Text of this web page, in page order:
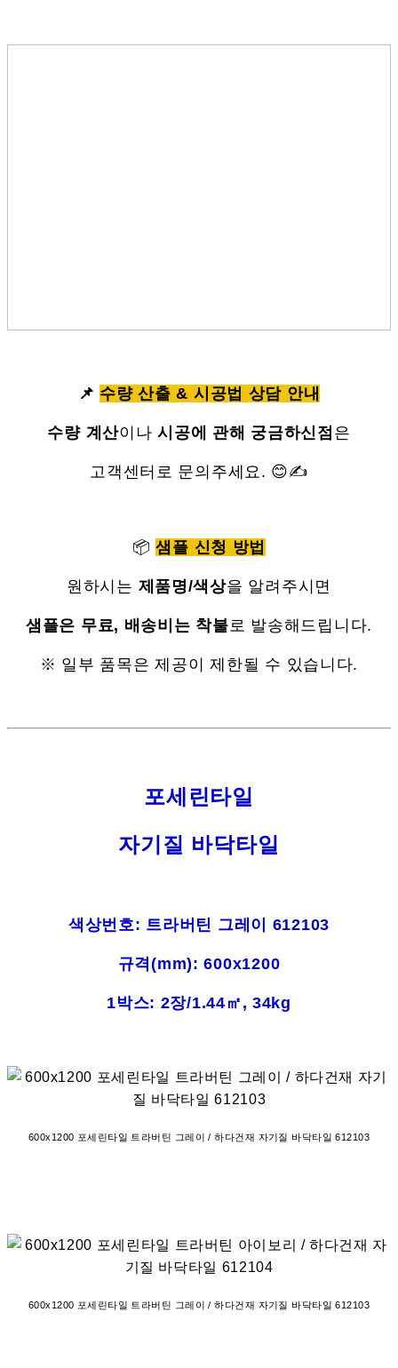
📌 수량 산출 & 시공법 상담 안내
수량 계산이나시공에 관해 궁금하신점 은
고객센터로 문의주세요. 😊✍
📦샘플 신청 방법
원하시는 제품명/색상을 알려주시면
샘플은 무료, 배송비는 착불로 발송해드립니다.
※ 일부 품목은 제공이 제한될 수 있습니다.
포세린타일
자기질 바닥타일
색상번호: 트라버틴 그레이 612103
규격(mm): 600x1200
1박스: 2장/1.44㎡, 34kg
600x1200 포세린타일 트라버틴 그레이 / 하다건재 자기질 바닥타일 612103
600x1200 포세린타일 트라버틴 그레이 / 하다건재 자기질 바닥타일 612103